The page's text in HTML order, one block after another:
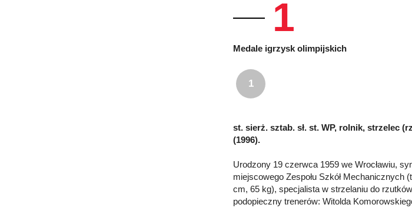
1
Medale igrzysk olimpijskich
1
st. sierż. sztab. sł. st. WP, rolnik, strzelec
(1996).
Urodzony 19 czerwca 1959 we Wrocławiu,
miejscowego Zespołu Szkół Mechanicznych
cm, 65 kg), specjalista w strzelaniu do
podopieczny trenerów: Witolda